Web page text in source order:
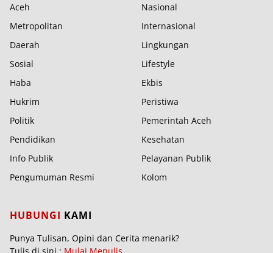
Aceh
Nasional
Metropolitan
Internasional
Daerah
Lingkungan
Sosial
Lifestyle
Haba
Ekbis
Hukrim
Peristiwa
Politik
Pemerintah Aceh
Pendidikan
Kesehatan
Info Publik
Pelayanan Publik
Pengumuman Resmi
Kolom
HUBUNGI KAMI
Punya Tulisan, Opini dan Cerita menarik?
Tulis di sini : Mulai Menulis